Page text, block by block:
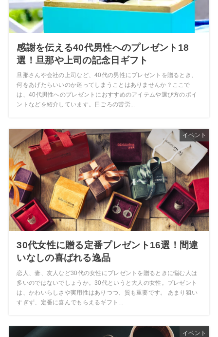
感謝を伝える40代男性へのプレゼント18
選！旦那や上司の記念日ギフト
旦那さんや会社の上司など、40代の男性にプレゼントを贈るとき、
何をあげたらいいのか迷ってしまうことはありませんか？ここで
は、40代男性へのプレゼントにおすすめのアイテムや選び方のポイ
ントなどを紹介しています。日ごろの苦労...
イベント
30代女性に贈る定番プレゼント16選！間違
いなしの喜ばれる逸品
恋人、妻、友人など30代の女性にプレゼントを贈るときに悩む人は
多いのではないでしょうか。30代というと大人の女性。プレゼント
は、かわいらしさや実用性はありつつ、質も重要です。 あまり狙い
すぎず、定番に喜んでもらえるギフト...
イベント